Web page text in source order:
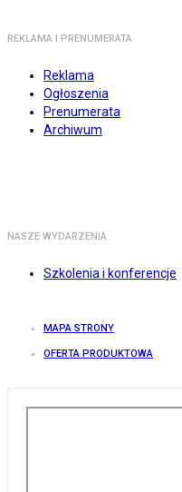
REKLAMA I PRENUMERATA
Reklama
Ogłoszenia
Prenumerata
Archiwum
NASZE WYDARZENIA
Szkolenia i konferencje
MAPA STRONY
OFERTA PRODUKTOWA